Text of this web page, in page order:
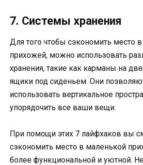
7. Системы хранения
Для того чтобы сэкономить место
прихожей, можно использовать
хранения, такие как карманы на
ящики под сиденьем. Они
использовать вертикальное
упорядочить все ваши вещи.
При помощи этих 7 лайфхаков вы
сэкономить место в маленькой
более функциональной и уютной.